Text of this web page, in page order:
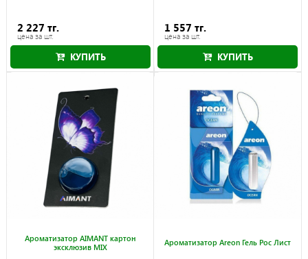
2 227 тг.
цена за шт.
КУПИТЬ
1 557 тг.
цена за шт.
КУПИТЬ
Ароматизатор AIMANT картон
эксклюзив MIX
Ароматизатор Areon Гель Рос Лист